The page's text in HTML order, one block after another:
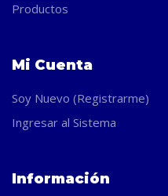
Productos
Mi Cuenta
Soy Nuevo (Registrarme)
Ingresar al Sistema
Información